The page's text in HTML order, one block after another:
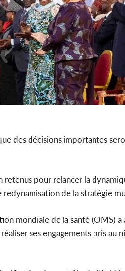
des décisions importantes
pour relancer la
de la stratégie
mondiale de la santé (OMS)
ses engagements pris au